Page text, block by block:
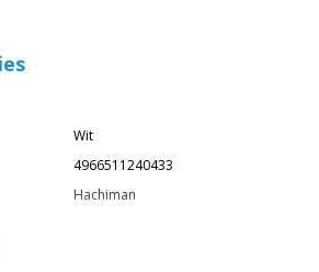
Wit
4966511240433
Hachiman